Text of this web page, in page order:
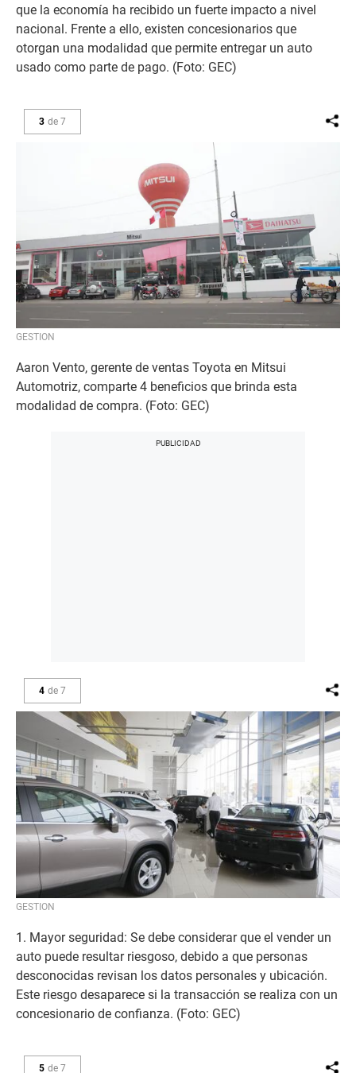
que la economía ha recibido un fuerte impacto a nivel
nacional. Frente a ello, existen concesionarios que
otorgan una modalidad que permite entregar un auto
usado como parte de pago. (Foto: GEC)
3 de 7
GESTION
Aaron Vento, gerente de ventas Toyota en Mitsui
Automotriz, comparte 4 beneficios que brinda esta
modalidad de compra. (Foto: GEC)
4 de 7
GESTION
1. Mayor seguridad: Se debe considerar que el vender un
auto puede resultar riesgoso, debido a que personas
desconocidas revisan los datos personales y ubicación.
Este riesgo desaparece si la transacción se realiza con un
concesionario de confianza. (Foto: GEC)
5 de 7